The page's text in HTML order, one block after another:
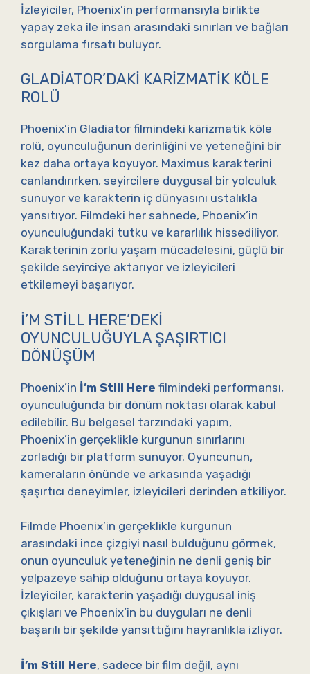
İzleyiciler, Phoenix’in performansıyla birlikte
yapay zeka ile insan arasındaki sınırları ve bağları
sorgulama fırsatı buluyor.
GLADIATOR’DAKI KARIZMATIK KÖLE
ROLÜ
Phoenix’in Gladiator filmindeki karizmatik köle
rolü, oyunculuğunun derinliğini ve yeteneğini bir
kez daha ortaya koyuyor. Maximus karakterini
canlandırırken, seyircilere duygusal bir yolculuk
sunuyor ve karakterin iç dünyasını ustalıkla
yansıtıyor. Filmdeki her sahnede, Phoenix’in
oyunculuğundaki tutku ve kararlılık hissediliyor.
Karakterinin zorlu yaşam mücadelesini, güçlü bir
şekilde seyirciye aktarıyor ve izleyicileri
etkilemeyi başarıyor.
İ’M STILL HERE’DEKI
OYUNCULUĞUYLA ŞAŞIRTICI
DÖNÜŞÜM
Phoenix’in İ’m Still Here filmindeki performansı,
oyunculuğunda bir dönüm noktası olarak kabul
edilebilir. Bu belgesel tarzındaki yapım,
Phoenix’in gerçeklikle kurgunun sınırlarını
zorladığı bir platform sunuyor. Oyuncunun,
kameraların önünde ve arkasında yaşadığı
şaşırtıcı deneyimler, izleyicileri derinden etkiliyor.
Filmde Phoenix’in gerçeklikle kurgunun
arasındaki ince çizgiyi nasıl bulduğunu görmek,
onun oyunculuk yeteneğinin ne denli geniş bir
yelpazeye sahip olduğunu ortaya koyuyor.
İzleyiciler, karakterin yaşadığı duygusal iniş
çıkışları ve Phoenix’in bu duyguları ne denli
başarılı bir şekilde yansıttığını hayranlıkla izliyor.
İ’m Still Here, sadece bir film değil, aynı